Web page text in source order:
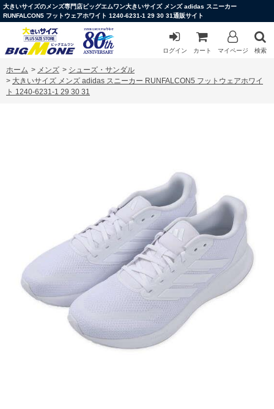
大きいサイズのメンズ専門店ビッグエムワン大きいサイズ メンズ adidas スニーカー
RUNFALCON5 フットウェアホワイト 1240-6231-1 29 30 31通販サイト
ログイン カート マイページ 検索
ホーム > メンズ > シューズ・サンダル
> 大きいサイズ メンズ adidas スニーカー RUNFALCON5 フットウェアホワイ
ト 1240-6231-1 29 30 31